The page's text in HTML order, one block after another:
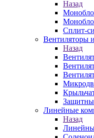
Назад
Сплит-
Вентиляторы
Назад
Линейные
Назад